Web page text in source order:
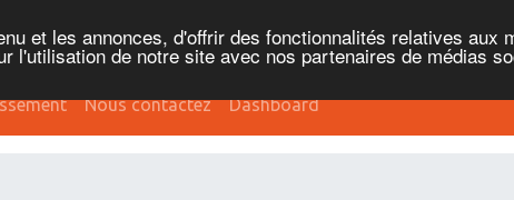
et les annonces, d'offrir des fonctionnalités relatives aux
l'utilisation de notre site avec nos partenaires de médias
Nous contactez Dashboard